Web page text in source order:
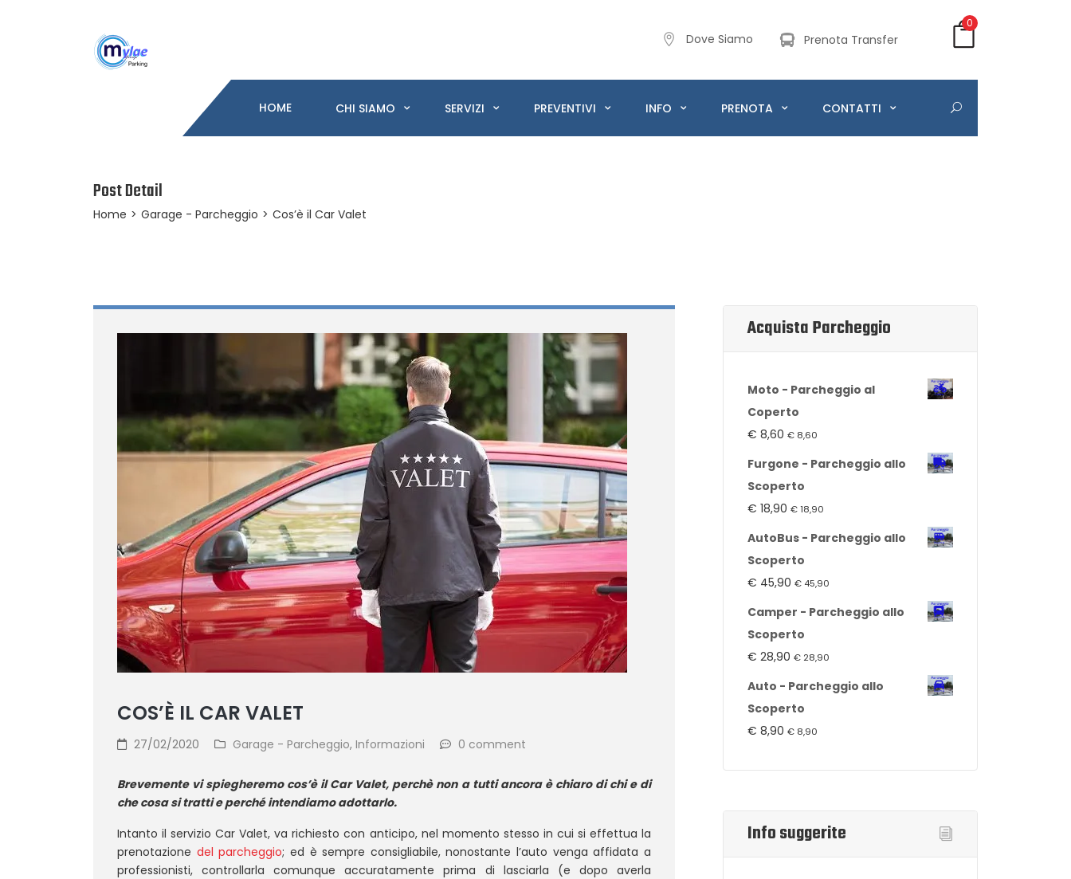
Dove Siamo Prenota Transfer
0
HOME CHI SIAMO SERVIZI PREVENTIVI INFO PRENOTA CONTATTI
Post Detail
Home > Garage - Parcheggio > Cos’è il Car Valet
COS’È IL CAR VALET
27/02/2020 Garage - Parcheggio, Informazioni 0 comment
Brevemente vi spiegheremo cos’è il Car Valet, perchè non a tutti ancora è chiaro di chi e di
che cosa si tratti e perché intendiamo adottarlo.
Intanto il servizio Car Valet, va richiesto con anticipo, nel momento stesso in cui si effettua la
prenotazione del parcheggio; ed è sempre consigliabile, nonostante l’auto venga affidata a
professionisti, controllarla comunque accuratamente prima di lasciarla (e dopo averla
Acquista Parcheggio
Moto - Parcheggio al
Coperto
€ 8,60 € 8,60
Furgone - Parcheggio allo
Scoperto
€ 18,90 €18,90
AutoBus - Parcheggio allo
Scoperto
€ 45,90 € 45,90
Camper - Parcheggio allo
Scoperto
€ 28,90 € 28,90
Auto - Parcheggio allo
Scoperto
€ 8,90 € 8,90
Info suggerite